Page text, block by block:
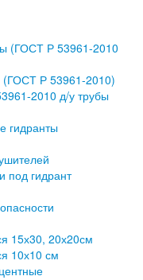
(ГОСТ Р 53961-2010
(ГОСТ Р 53961-2010)
2010 д/у трубы
гидранты
под гидрант
15х30, 20х20см
10х10 см